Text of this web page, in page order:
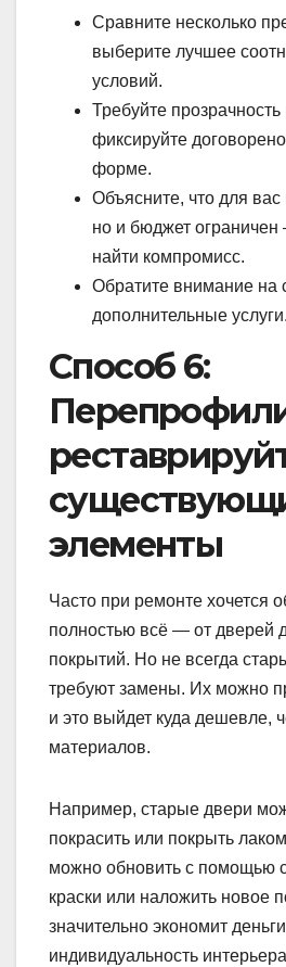
Сравните несколько
выберите лучшее
условий.
Требуйте прозрачность
фиксируйте
форме.
Объясните, что для вас
но и бюджет
найти компромисс.
Обратите внимание на
дополнительные услуги.
Способ 6:
элементы
Часто при ремонте хочется
полностью всё — от дверей
покрытий. Но не всегда
требуют замены. Их можно
и это выйдет куда дешевле,
материалов.
Например, старые двери
покрасить или покрыть
можно обновить с помощью
краски или наложить новое
значительно экономит
индивидуальность